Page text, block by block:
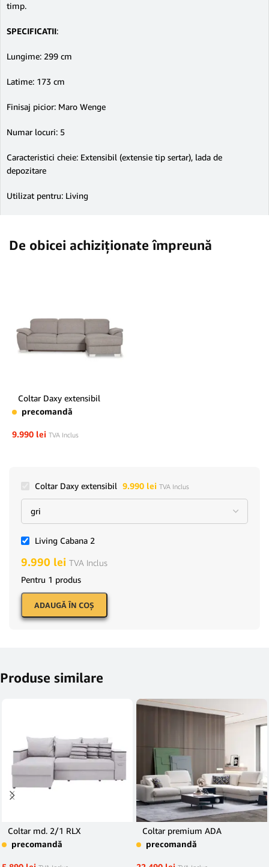
timp.
SPECIFICATII:
Lungime: 299 cm
Latime: 173 cm
Finisaj picior: Maro Wenge
Numar locuri: 5
Caracteristici cheie: Extensibil (extensie tip sertar), lada de
depozitare
Utilizat pentru: Living
De obicei achiziționate împreună
Coltar Daxy extensibil
precomandă
9.990 lei TVA Inclus
Coltar Daxy extensibil 9.990 lei TVA Inclus
Living Cabana 2
9.990 lei TVA Inclus
Pentru 1 produs
ADAUGĂ ÎN COŞ
Produse similare
Coltar md. 2/1 RLX
precomandă
Coltar premium ADA
precomandă